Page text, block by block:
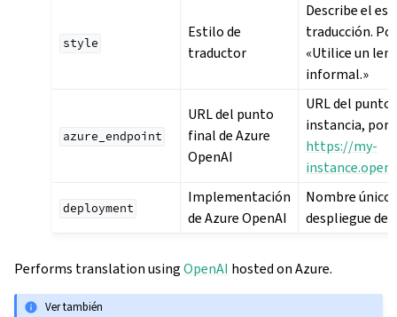
style
Estilo de
traductor
Describe el
traducción.
«Utilice un
informal.»
azure_endpoint
URL del punto
final de Azure
OpenAI
URL del punto
instancia, por
https://my-
deployment
Implementación
de Azure OpenAI
Nombre único
despliegue
Performs translation usingOpenAI hosted on Azure.
Ver también